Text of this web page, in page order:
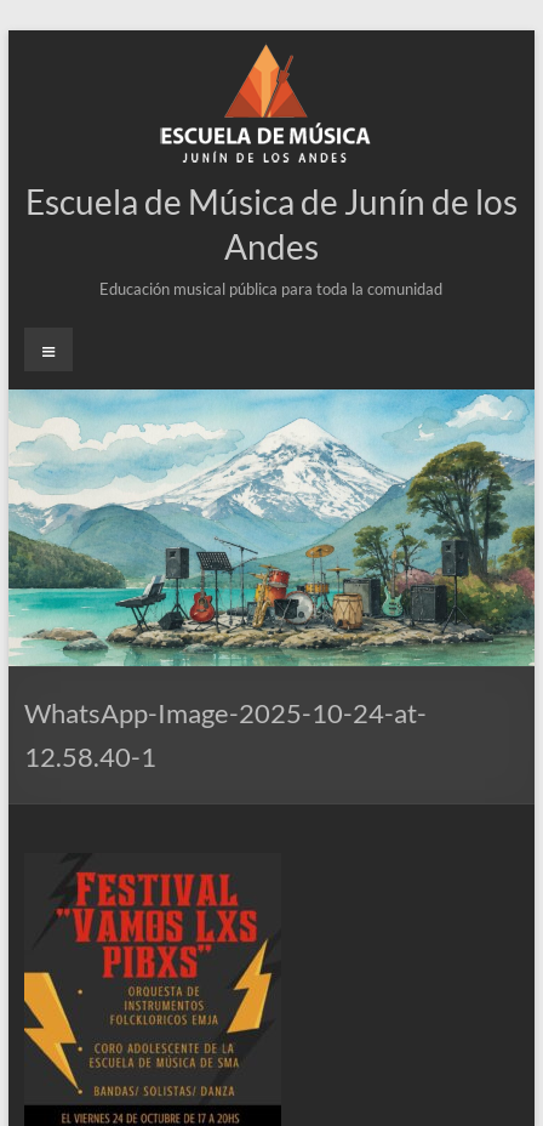
Escuela de Música de Junín de los
Andes
Educación musical pública para toda la comunidad
WhatsApp-Image-2025-10-24-at-
12.58.40-1